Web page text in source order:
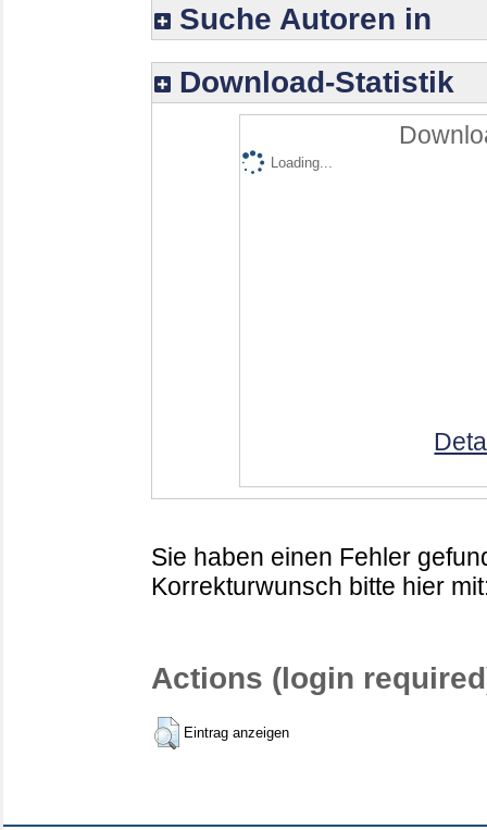
Suche Autoren in
Download-Statistik
Loading...
Sie haben einen Fehler
Korrekturwunsch bitte hier
Actions (login
Eintrag anzeigen